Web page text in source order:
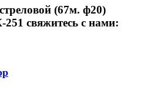
(67м. ф20)
свяжитесь с нами: